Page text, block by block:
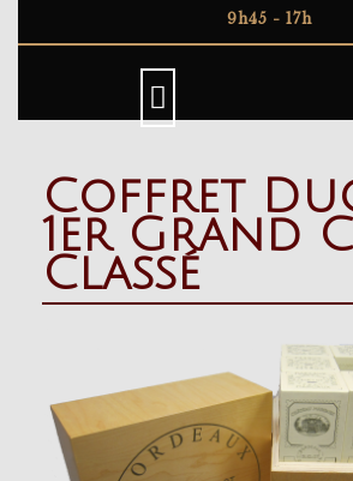
9h45 - 17h
Coffret
1er Grand
Classé